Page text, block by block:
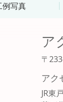
写真
ア
〒
アク
JR東